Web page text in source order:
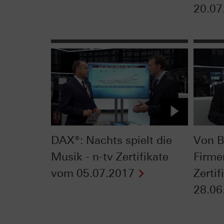
DAX®: Nachts spielt die
Musik - n-tv Zertifikate
vom 05.07.2017
Von